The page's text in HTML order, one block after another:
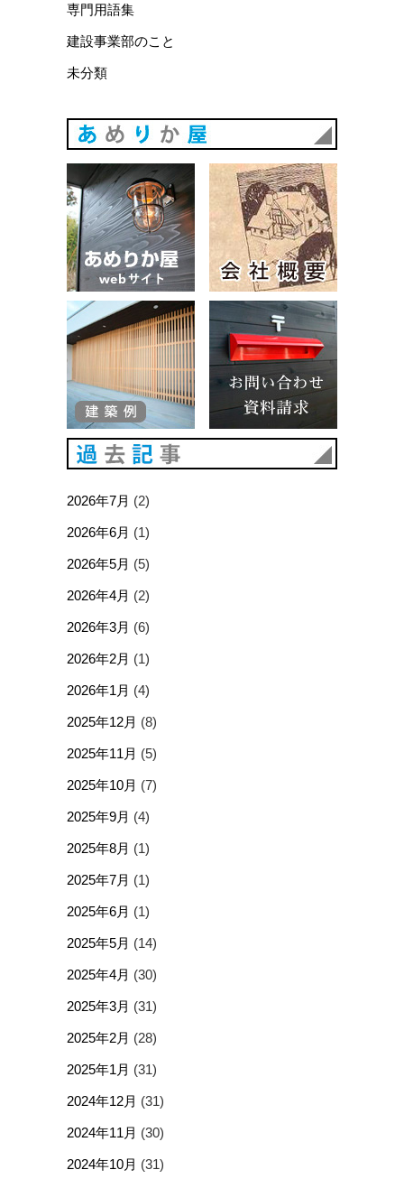
専門用語集
建設事業部のこと
未分類
あめりか屋WEBサイト
2026年7月 (2)
2026年6月 (1)
2026年5月 (5)
2026年4月 (2)
2026年3月 (6)
2026年2月 (1)
2026年1月 (4)
2025年12月 (8)
2025年11月 (5)
2025年10月 (7)
2025年9月 (4)
2025年8月 (1)
2025年7月 (1)
2025年6月 (1)
2025年5月 (14)
2025年4月 (30)
2025年3月 (31)
2025年2月 (28)
2025年1月 (31)
2024年12月 (31)
2024年11月 (30)
2024年10月 (31)